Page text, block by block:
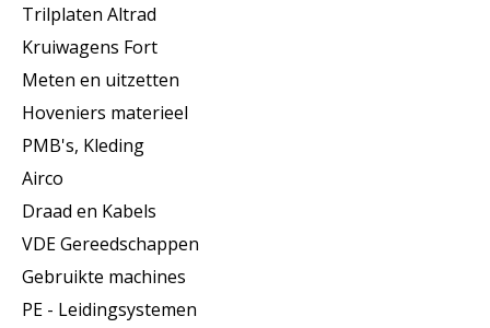
Trilplaten Altrad
Kruiwagens Fort
Meten en uitzetten
Hoveniers materieel
PMB's, Kleding
Airco
Draad en Kabels
VDE Gereedschappen
Gebruikte machines
PE - Leidingsystemen